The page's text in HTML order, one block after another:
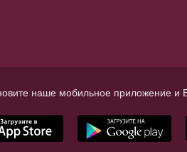
наше мобильное приложение и